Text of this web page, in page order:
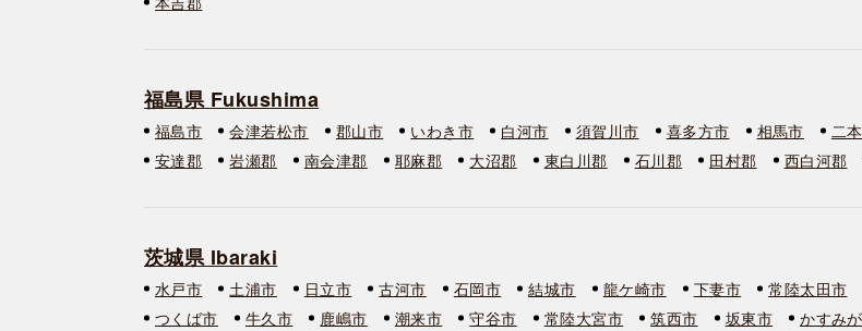
福島県 Fukushima
福島市 会津若松市 郡山市 いわき市 白河市 須賀川市 喜多方市 相馬市 二
安達郡
岩瀬郡 南会津郡 耶麻郡 大沼郡 東白川郡 石川郡 田村郡 西白河郡
茨城県 Ibaraki
水戸市 土浦市 日立市 古河市 石岡市 結城市 龍ケ崎市 下妻市 常陸太田市
つくば市
牛久市 鹿嶋市 潮来市 守谷市 常陸大宮市 筑西市 坂東市 かすみ